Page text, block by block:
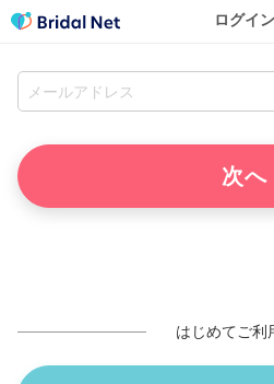
ログイン
はじめてご利